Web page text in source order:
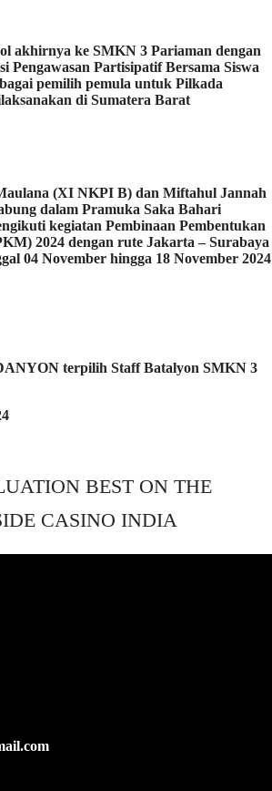
akhirnya ke SMKN 3 Pariaman dengan
Pengawasan Partisipatif Bersama Siswa
pemilih pemula untuk Pilkada
di Sumatera Barat
(XI NKPI B) dan Miftahul Jannah
dalam Pramuka Saka Bahari
kegiatan Pembinaan Pembentukan
2024 dengan rute Jakarta – Surabaya
04 November hingga 18 November 2024
terpilih Staff Batalyon SMKN 3
BEST ON THE
CASINO INDIA